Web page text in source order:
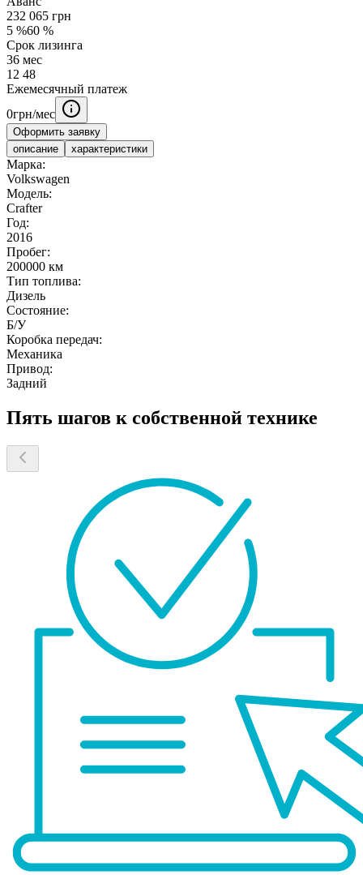
232 065 грн
5 %60 %
Срок лизинга
36 мес
12 48
Ежемесячный платеж
0грн/мес
Оформить заявку
описание
характеристики
Марка:
Volkswagen
Модель:
Crafter
Год:
2016
Пробег:
200000 км
Тип топлива:
Дизель
Состояние:
Б/У
Коробка передач:
Механика
Привод:
Задний
Пять шагов к собственной технике